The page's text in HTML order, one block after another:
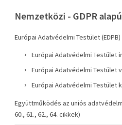
Nemzetközi - GDPR
Európai Adatvédelmi Testület (EDPB)
Európai Adatvédelmi Testület
Európai Adatvédelmi Testület
Európai Adatvédelmi
Együttműködés az uniós
60., 61., 62., 64. cikkek)